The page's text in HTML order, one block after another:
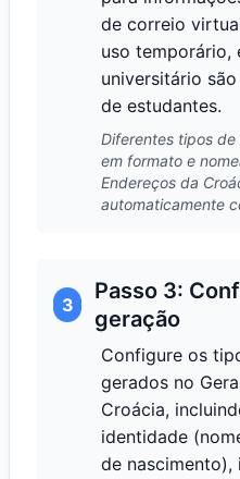
de correio
uso temporário,
universitário
de estudantes.
Diferentes tipos
em formato e
Endereços da
automaticamente
3
Passo 3:
geração
Configure os
gerados no
Croácia,
identidade
de